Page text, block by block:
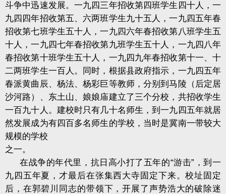
斗争中迅速发展。一九四三年招收第四班学生四十人，一
九四四年招收第五、六两班学生九十五人，一九四五年春
招收第七班学生五十人，一九四六年春招收第八班学生五
十人，一九四七年春招收第九班学生五十人，一九四八年
春招收第十班学生五十人，一九四九年春招收第十一、十
二两班学生一百人。同时，根据县政府指示，一九四五年
春派黄曲辰、杨法、杨彩巨等教师，分别到马陵（后定居
沙河路）、东土山、娘娘庙建立了三个分校，共招收学生
一百九十人。建校时只有几十名师生，到一九四五年就居
然发展成为有四百多名师生的学校，当时是冀南一带较大
规模的学校
之一。
在战争的年代里，抗日高小打了五年的“游击”，到一
九四五年夏，才最后在张集西大寺固定下来。校址固定
后，在郭碧川同志的带领下，开展了声势浩大的破除迷